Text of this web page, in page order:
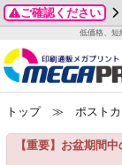
ご確認ください
低価格、短
グッズ
ステッカー
お客様へ
いて
刷
カード印刷
成前に
ガイド
ード印刷
名刺印刷
一覧
わせ
2026年 8月
月
火 水
3
4 5
トップ≫ ポストカ
【重要】お盆期間